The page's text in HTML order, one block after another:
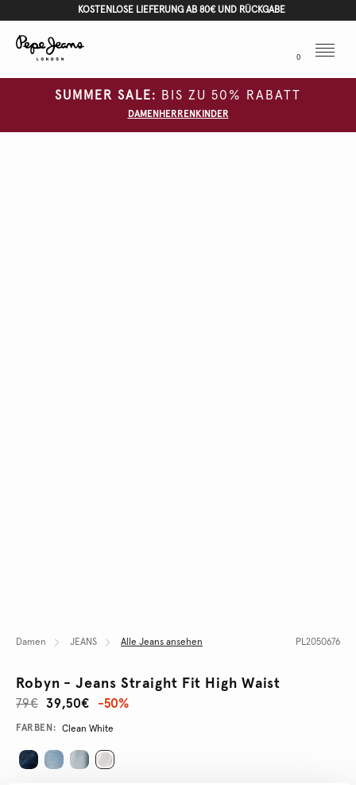
KOSTENLOSE LIEFERUNG AB 80€ UND RÜCKGABE
0
Menu
SUMMER SALE: BIS ZU 50% RABATT
DAMEN HERREN KINDER
Damen JEANS Alle Jeans ansehen PL2050676
Robyn - Jeans Straight Fit High Waist
39,50€
79€ -50%
Promotions
Variations
FARBEN: Clean White